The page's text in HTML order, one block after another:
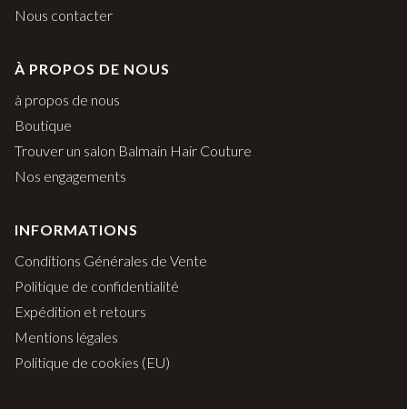
Nous contacter
À PROPOS DE NOUS
à propos de nous
Boutique
Trouver un salon Balmain Hair Couture
Nos engagements
INFORMATIONS
Conditions Générales de Vente
Politique de confidentialité
Expédition et retours
Mentions légales
Politique de cookies (EU)